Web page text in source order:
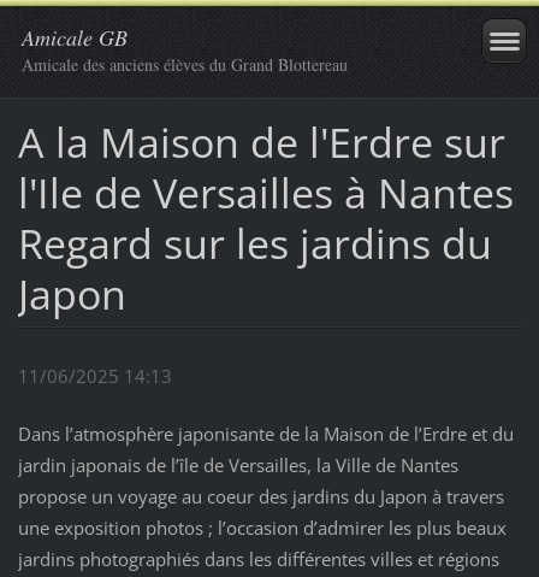
Amicale GB
Amicale des anciens élèves du Grand Blottereau
A la Maison de l'Erdre sur
l'Ile de Versailles à Nantes
Regard sur les jardins du
Japon
11/06/2025 14:13
Dans l’atmosphère japonisante de la Maison de l’Erdre et du
jardin japonais de l’île de Versailles, la Ville de Nantes
propose un voyage au coeur des jardins du Japon à travers
une exposition photos ; l’occasion d’admirer les plus beaux
jardins photographiés dans les différentes villes et régions